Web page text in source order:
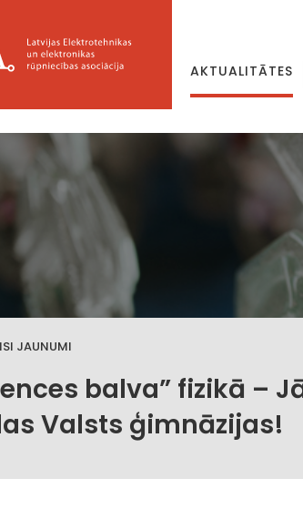
AKTUALITĀTES
JAUNUMI
balva” fizikā –
Valsts ģimnāzijas!